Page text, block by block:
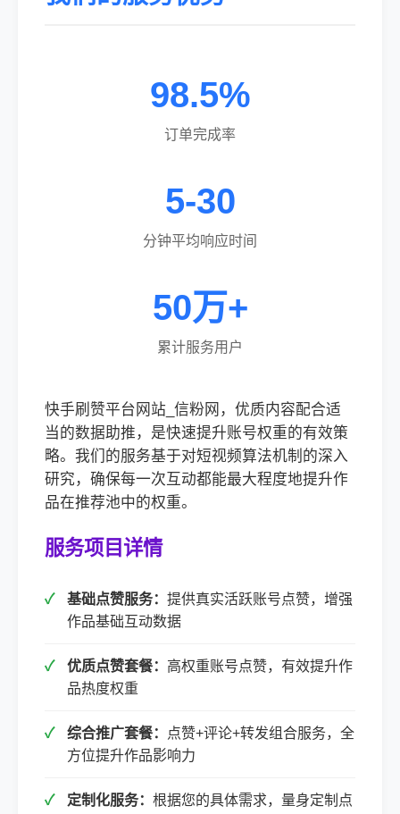
98.5%
订单完成率
5-30
分钟平均响应时间
50万+
累计服务用户
快手刷赞平台网站_信粉网，优质内容配合适
当的数据助推，是快速提升账号权重的有效策
略。我们的服务基于对短视频算法机制的深入
研究，确保每一次互动都能最大程度地提升作
品在推荐池中的权重。
服务项目详情
基础点赞服务： 提供真实活跃账号点赞，增强
作品基础互动数据
优质点赞套餐： 高权重账号点赞，有效提升作
品热度权重
综合推广套餐：
点赞+评论+转发组合服务，全
方位提升作品影响力
定制化服务： 根据您的具体需求，量身定制点